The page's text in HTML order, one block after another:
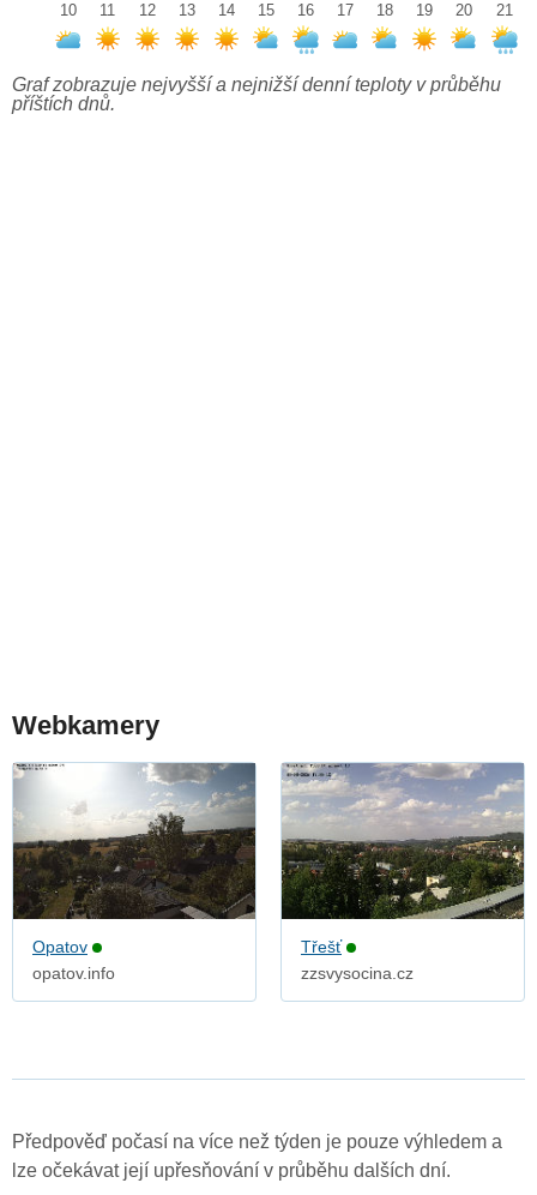
10
11
12
13
14
15
16
17
18
19
20
21
Graf zobrazuje nejvyšší a nejnižší denní teploty v průběhu
příštích dnů.
Webkamery
Opatov
opatov.info
Třešť
zzsvysocina.cz
Předpověď počasí na více než týden je pouze výhledem a
lze očekávat její upřesňování v průběhu dalších dní.